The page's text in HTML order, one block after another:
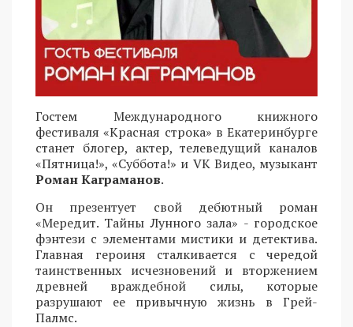
Гостем Международного книжного
фестиваля «Красная строка» в Екатеринбурге
станет блогер, актер, телеведущий каналов
«Пятница!», «Суббота!» и VK Видео, музыкант
Роман Каграманов.
Он презентует свой дебютный роман
«Мередит. Тайны Лунного зала» - городское
фэнтези с элементами мистики и детектива.
Главная героиня сталкивается с чередой
таинственных исчезновений и вторжением
древней враждебной силы, которые
разрушают ее привычную жизнь в Грей-
Палмс.